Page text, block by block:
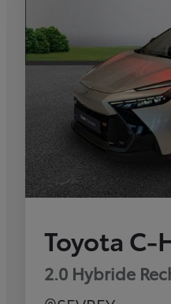
Toyota C-
2.0 Hybride